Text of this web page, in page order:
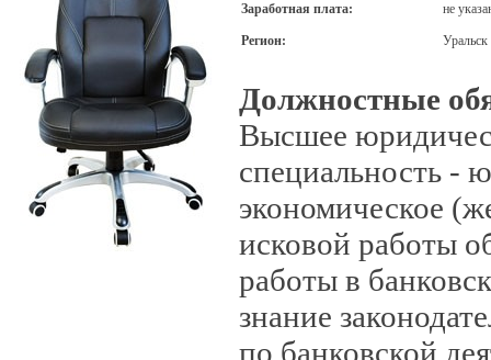
Заработная плата:
не
Регион: Уральск
Должностные
Высшее
специальность -
экономическое
исковой работы
работы в
знание
по банковской